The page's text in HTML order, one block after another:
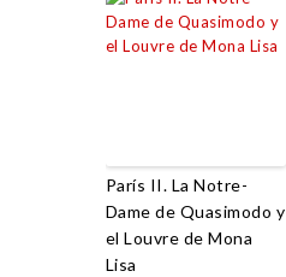
París II. La Notre-
Dame de Quasimodo y
el Louvre de Mona
Lisa